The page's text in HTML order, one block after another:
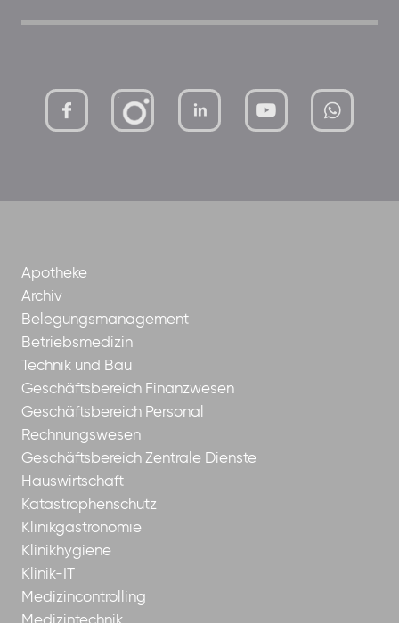
mutterhaus-xMBTtqOwC1KKBww
Apotheke
Archiv
Belegungsmanagement
Betriebsmedizin
Technik und Bau
Geschäftsbereich Finanzwesen
Geschäftsbereich Personal
Rechnungswesen
Geschäftsbereich Zentrale Dienste
Hauswirtschaft
Katastrophenschutz
Klinikgastronomie
Klinikhygiene
Klinik-IT
Medizincontrolling